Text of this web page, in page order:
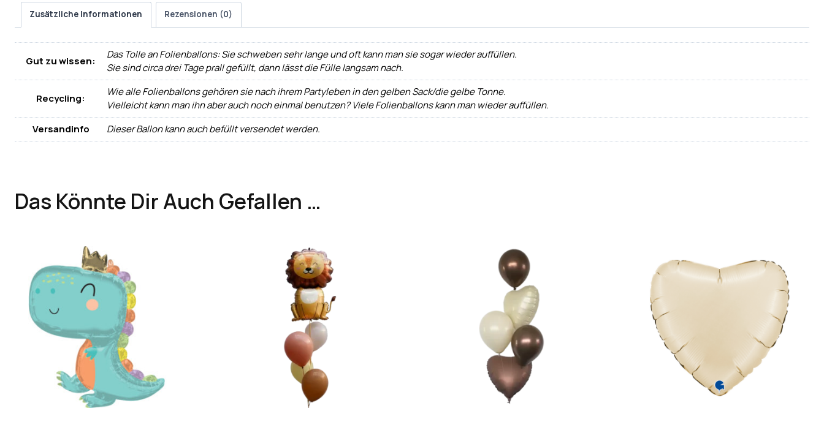
Zusätzliche Informationen Rezensionen (0)
Gut zu wissen:
Das Tolle an Folienballons: Sie schweben sehr lange und oft kann man sie sogar wieder auffüllen.
Sie sind circa drei Tage prall gefüllt, dann lässt die Fülle langsam nach.
Recycling:
Wie alle Folienballons gehören sie nach ihrem Partyleben in den gelben Sack/die gelbe Tonne.
Vielleicht kann man ihn aber auch noch einmal benutzen? Viele Folienballons kann man wieder auffüllen.
Versandinfo
Dieser Ballon kann auch befüllt versendet werden.
Das Könnte Dir Auch Gefallen …